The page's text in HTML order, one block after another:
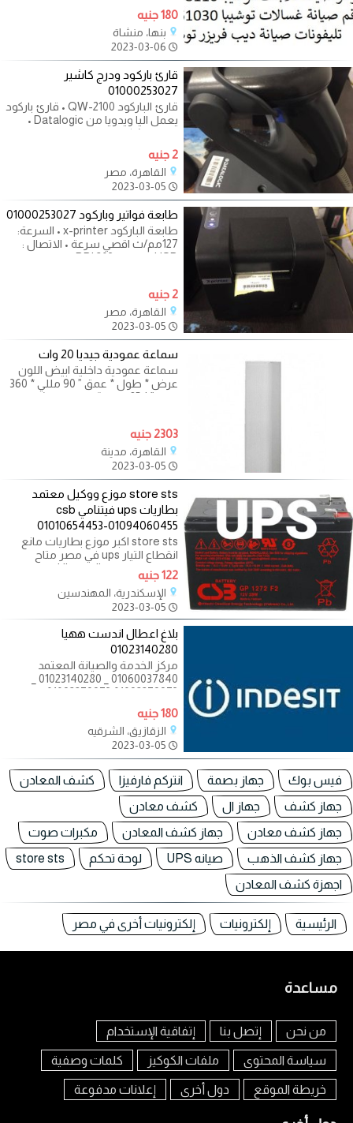
الصيانة
180 جنيه
بنها، منشاة
قارئ باركود ودرج كاشير
01000253027
قارئ الباركود QW-2100 • قارئ باركود
يعمل اليا ويدويا من Datalogic •
عامل الشكل : ديسك توب • نوع
المسح
2 جنيه
القاهرة، مصر
طابعة فواتير وباركود 01000253027
طابعة الباركود x-printer • السرعة:
127مم/ث اقصي سرعة • الاتصال :
2 جنيه
القاهرة، مصر
سماعة عمودية جيديا 20 وات
سماعة عمودية داخلية ابيض اللون
عرض * طول * عمق ” 90 مللي * 360
مللي” * 85 مللي “ السماعه تشتغل
2303 جنيه
القاهرة، مدينة
store sts موزع ووكيل معتمد
بطاريات ups فيتنامي csb
01010654453-01094060455
store sts اكبر موزع بطاريات مانع
انقطاع التيار ups في مصر متاح
بطاريات انجليزي Ultracell
وفيتناميCsb و
122 جنيه
الإسكندرية، المهندسين
بلاغ اعطال اندست ههيا
01023140280
مركز الخدمة والصيانة المعتمد
عملاء اندست جميع محافظات مصر
180 جنيه
الزقازيق، الشرقيه
فيس بوك جهاز بصمة انتركم فارفيزا
كشف المعادن
جهاز كشف
جهاز ال
كشف معادن
جهاز كشف معادن
جهاز كشف المعادن
مكبرات صوت
جهاز كشف الذهب
صيانه UPS لوحة تحكم
store sts
اجهزة كشف المعادن
الرئيسية إلكترونيات إلكترونيات أخرى في مصر
مساعدة
من نحن إتصل بنا إتفاقية الإستخدام
سياسة المحتوى ملفات الكوكيز كلمات وصفية
خريطة الموقع دول أخرى إعلانات مدفوعة